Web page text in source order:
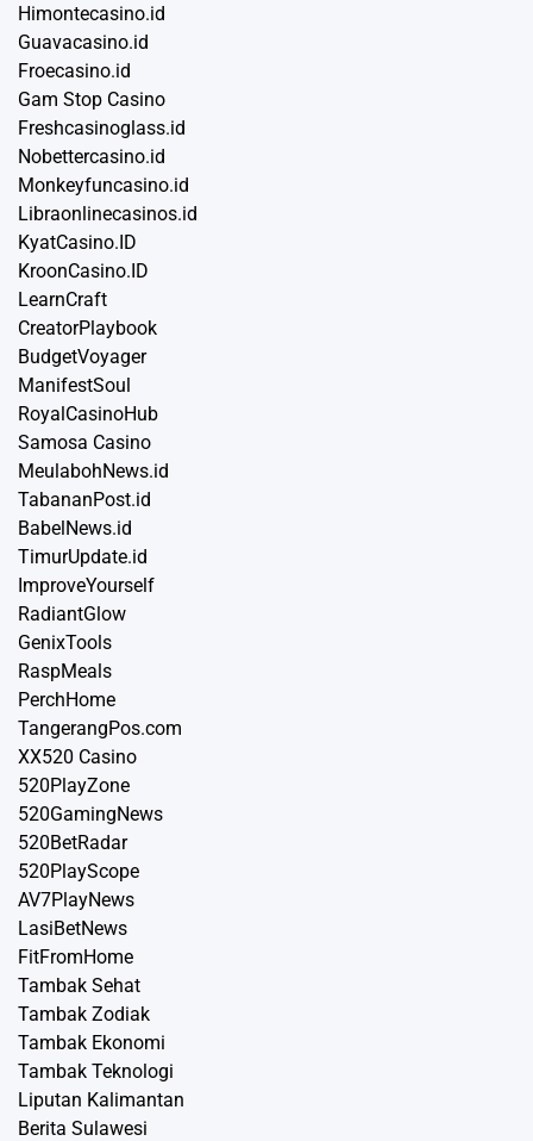
Himontecasino.id
Guavacasino.id
Froecasino.id
Gam Stop Casino
Freshcasinoglass.id
Nobettercasino.id
Monkeyfuncasino.id
Libraonlinecasinos.id
KyatCasino.ID
KroonCasino.ID
LearnCraft
CreatorPlaybook
BudgetVoyager
ManifestSoul
RoyalCasinoHub
Samosa Casino
MeulabohNews.id
TabananPost.id
BabelNews.id
TimurUpdate.id
ImproveYourself
RadiantGlow
GenixTools
RaspMeals
PerchHome
TangerangPos.com
XX520 Casino
520PlayZone
520GamingNews
520BetRadar
520PlayScope
AV7PlayNews
LasiBetNews
FitFromHome
Tambak Sehat
Tambak Zodiak
Tambak Ekonomi
Tambak Teknologi
Liputan Kalimantan
Berita Sulawesi